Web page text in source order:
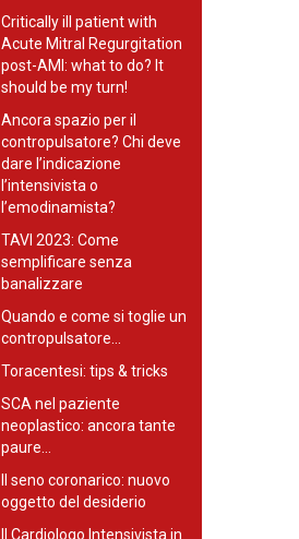
Critically ill patient with
Acute Mitral Regurgitation
post-AMI: what to do? It
should be my turn!
Ancora spazio per il
contropulsatore? Chi deve
dare l’indicazione
l’intensivista o
l’emodinamista?
TAVI 2023: Come
semplificare senza
banalizzare
Quando e come si toglie un
contropulsatore…
Toracentesi: tips & tricks
SCA nel paziente
neoplastico: ancora tante
paure…
Il seno coronarico: nuovo
oggetto del desiderio
Il Cardiologo Intensivista in